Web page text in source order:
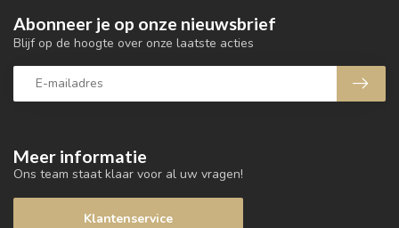
Meer informatie
Ons team staat klaar voor al uw vragen!
Klantenservice
Abonneer je op onze nieuwsbrief
Blijf op de hoogte over onze laatste acties